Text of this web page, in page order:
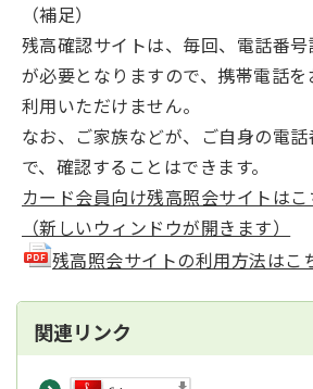
（補足）
残高確認サイトは、毎回、電話番号
が必要となりますので、携帯電話
利用いただけません。
なお、ご家族などが、ご自身の電
で、確認することはできます。
カード会員向け残高照会サイトはこ
（新しいウィンドウが開きます）
残高照会サイトの利用方法は
関連リンク